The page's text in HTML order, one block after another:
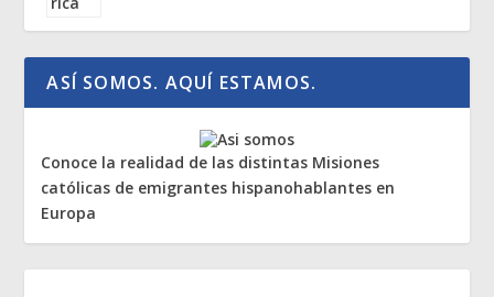
ASÍ SOMOS. AQUÍ ESTAMOS.
Conoce la realidad de las distintas Misiones
católicas de emigrantes hispanohablantes en
Europa